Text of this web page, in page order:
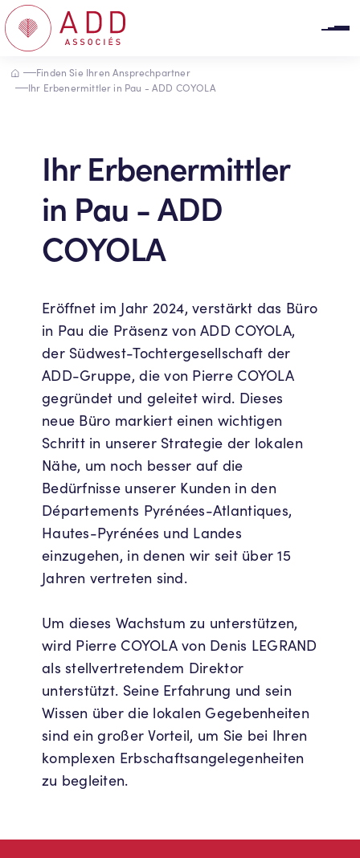
AccueilFinden Sie Ihren Ansprechpartner
Ihr Erbenermittler in Pau - ADD COYOLA
Ihr Erbenermittler
in Pau - ADD
COYOLA
Eröffnet im Jahr 2024, verstärkt das Büro
in Pau die Präsenz von ADD COYOLA,
der Südwest-Tochtergesellschaft der
ADD-Gruppe, die von Pierre COYOLA
gegründet und geleitet wird. Dieses
neue Büro markiert einen wichtigen
Schritt in unserer Strategie der lokalen
Nähe, um noch besser auf die
Bedürfnisse unserer Kunden in den
Départements Pyrénées-Atlantiques,
Hautes-Pyrénées und Landes
einzugehen, in denen wir seit über 15
Jahren vertreten sind.
Um dieses Wachstum zu unterstützen,
wird Pierre COYOLA von Denis LEGRAND
als stellvertretendem Direktor
unterstützt. Seine Erfahrung und sein
Wissen über die lokalen Gegebenheiten
sind ein großer Vorteil, um Sie bei Ihren
komplexen Erbschaftsangelegenheiten
zu begleiten.
Cookie-Einstellungen